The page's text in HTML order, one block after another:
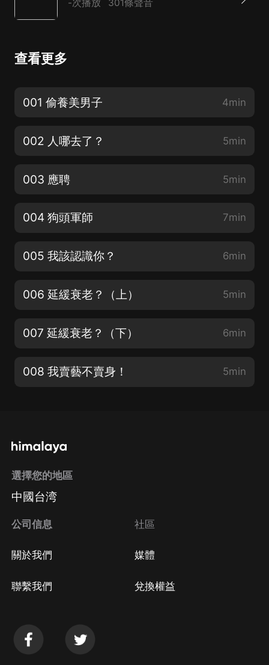
-次播放 301條聲音
查看更多
001 偷養美男子 4min
002 人哪去了？ 5min
003 應聘 5min
004 狗頭軍師 7min
005 我該認識你？ 6min
006 延緩衰老？（上） 5min
007 延緩衰老？（下） 6min
008 我賣藝不賣身！ 5min
選擇您的地區
中國台湾
公司信息
關於我們
聯繫我們
社區
媒體
兌換權益